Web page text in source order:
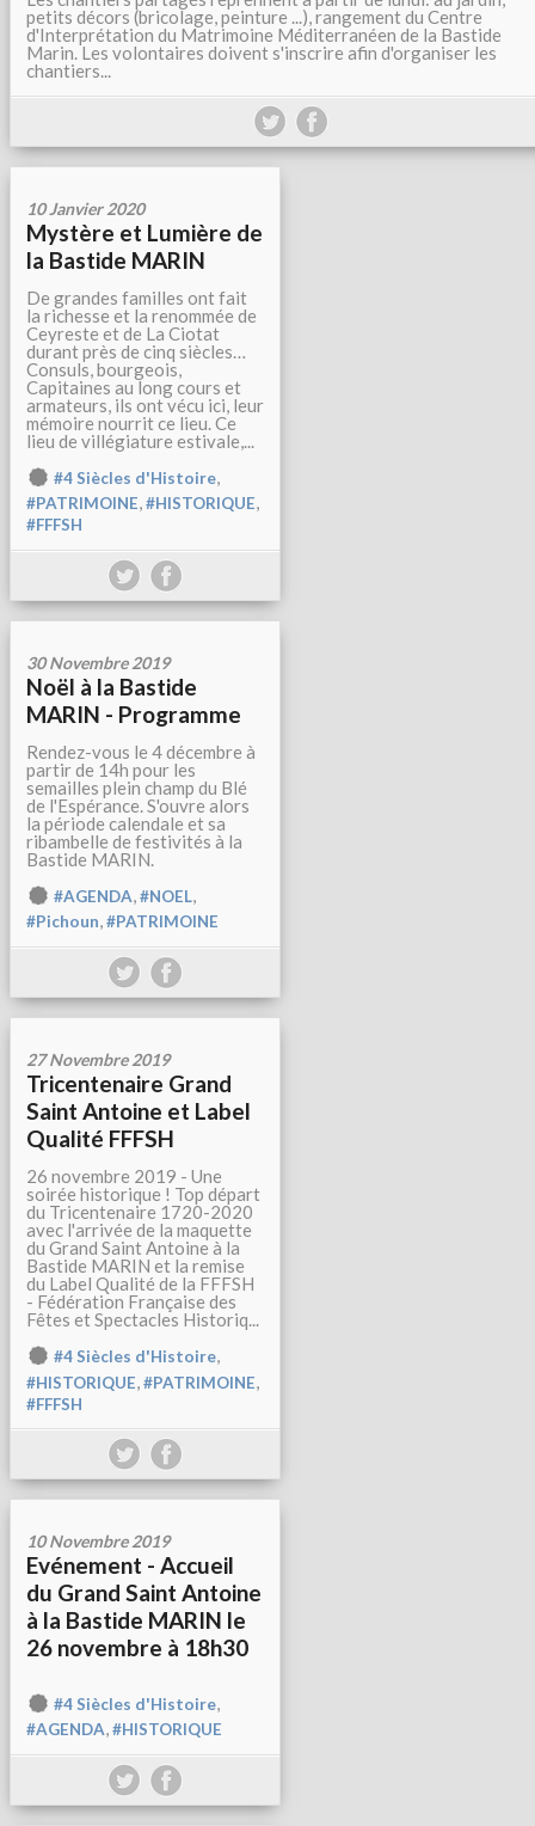
petits décors (bricolage, peinture ...), rangement du Centre
d'Interprétation du Matrimoine Méditerranéen de la Bastide
Marin. Les volontaires doivent s'inscrire afin d'organiser les
chantiers...
10 Janvier 2020
Mystère et Lumière de
la Bastide MARIN
De grandes familles ont fait
la richesse et la renommée de
Ceyreste et de La Ciotat
durant près de cinq siècles…
Consuls, bourgeois,
Capitaines au long cours et
armateurs, ils ont vécu ici, leur
mémoire nourrit ce lieu. Ce
lieu de villégiature estivale,...
#4 Siècles d'Histoire,
#PATRIMOINE,#HISTORIQUE,
#FFFSH
30 Novembre 2019
Noël à la Bastide
MARIN - Programme
Rendez-vous le 4 décembre à
partir de 14h pour les
semailles plein champ du Blé
de l'Espérance. S'ouvre alors
la période calendale et sa
ribambelle de festivités à la
Bastide MARIN.
#AGENDA,#NOEL,
#Pichoun,#PATRIMOINE
27 Novembre 2019
Tricentenaire Grand
Saint Antoine et Label
Qualité FFFSH
26 novembre 2019 - Une
soirée historique ! Top départ
du Tricentenaire 1720-2020
avec l'arrivée de la maquette
du Grand Saint Antoine à la
Bastide MARIN et la remise
du Label Qualité de la FFFSH
- Fédération Française des
Fêtes et Spectacles Historiq...
#4 Siècles d'Histoire,
#HISTORIQUE #PATRIMOINE
#FFFSH
10 Novembre 2019
Evénement - Accueil
du Grand Saint Antoine
à la Bastide MARIN le
26 novembre à 18h30
#4 Siècles d'Histoire,
#AGENDA,#HISTORIQUE